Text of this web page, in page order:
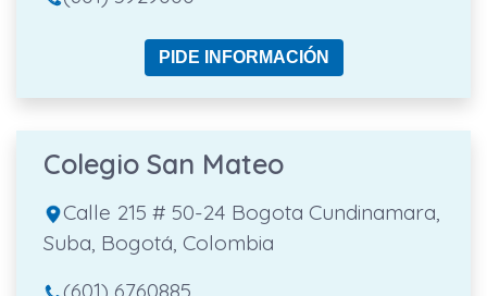
PIDE INFORMACIÓN
Colegio San Mateo
Calle 215 # 50-24 Bogota Cundinamara,
Suba, Bogotá, Colombia
(601) 6760885